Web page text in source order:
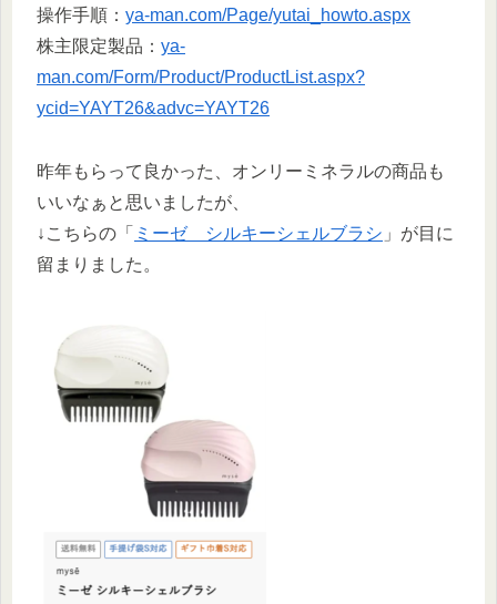
操作手順： ya-man.com/Page/yutai_howto.aspx
株主限定製品： ya-
man.com/Form/Product/ProductList.aspx?
ycid=YAYT26&advc=YAYT26
昨年もらって良かった、オンリーミネラルの商品も
いいなぁと思いましたが、
↓こちらの「 ミーゼ シルキーシェルブラシ 」が目に
留まりました。